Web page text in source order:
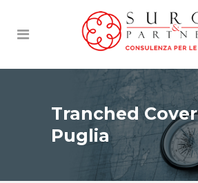
Tranched Cover
Puglia